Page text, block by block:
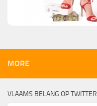
MORE
VLAAMS BELANG OP TWITTER